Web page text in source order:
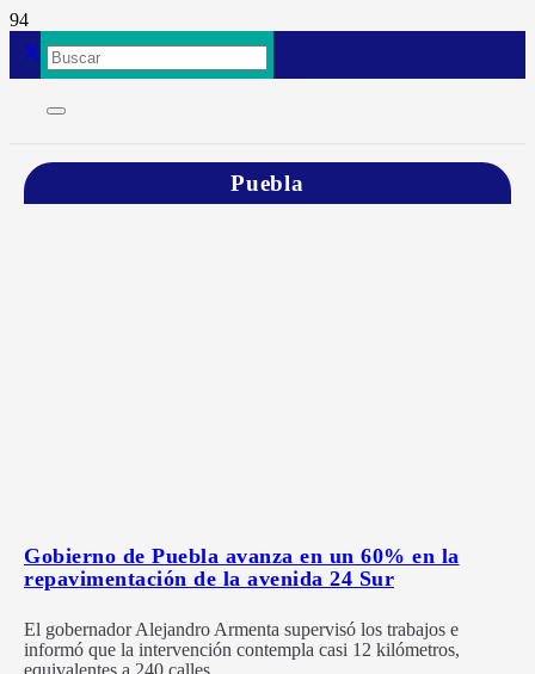
Puebla
Gobierno de Puebla avanza en un 60% en la
repavimentación de la avenida 24 Sur
El gobernador Alejandro Armenta supervisó los trabajos e
informó que la intervención contempla casi 12 kilómetros,
equivalentes a 240 calles